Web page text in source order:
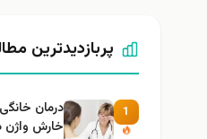
پربازدیدترین
1
درمان
خارش واژن